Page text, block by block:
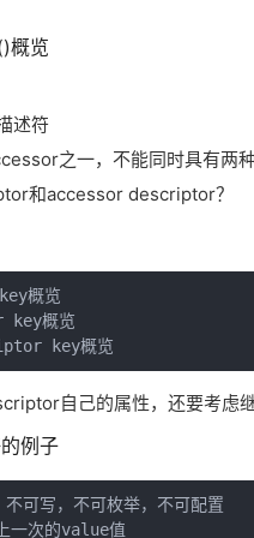
概览
述符
之一，不能同时具有两
和accessor descriptor？
概览
概览
key概览
自己的属性，还要考虑
例子
写，不可枚举，不可配置
一次的value值